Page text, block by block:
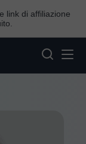
link di affiliazione